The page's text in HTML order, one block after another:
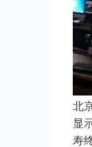
北
显
寿